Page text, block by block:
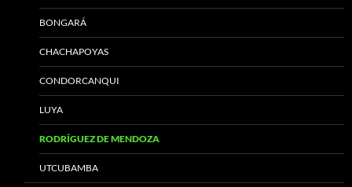
BONGARÁ
CHACHAPOYAS
CONDORCANQUI
LUYA
RODRÍGUEZ DE MENDOZA
UTCUBAMBA